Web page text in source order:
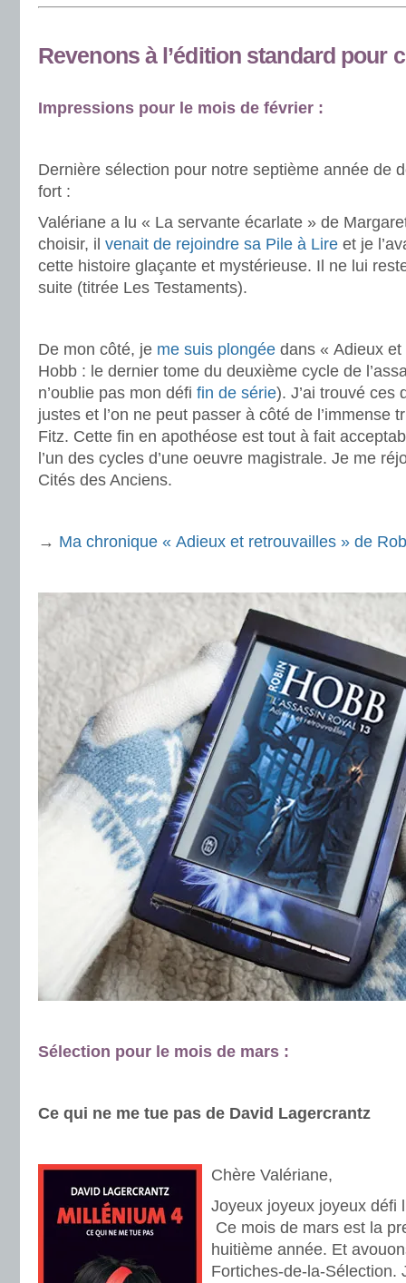
Revenons à l’édition standard pour
Impressions pour le mois de février :
Dernière sélection pour notre septième année de
fort :
Valériane a lu « La servante écarlate » de
choisir, il venait de rejoindre sa Pile à Lire et je
cette histoire glaçante et mystérieuse. Il ne lui
suite (titrée Les Testaments).
De mon côté, je me suis plongée dans « Adieux
Hobb : le dernier tome du deuxième cycle de
n’oublie pas mon défi fin de série). J’ai trouvé ces
justes et l’on ne peut passer à côté de l’immense
Fitz. Cette fin en apothéose est tout à fait
l’un des cycles d’une oeuvre magistrale. Je me
Cités des Anciens.
→ Ma chronique « Adieux et retrouvailles » de
Sélection pour le mois de mars :
Ce qui ne me tue pas de David Lagercrantz
Chère Valériane,
Joyeux joyeux joyeux défi
Ce mois de mars est la
huitième année. Et
Fortiches-de-la-Sélection.